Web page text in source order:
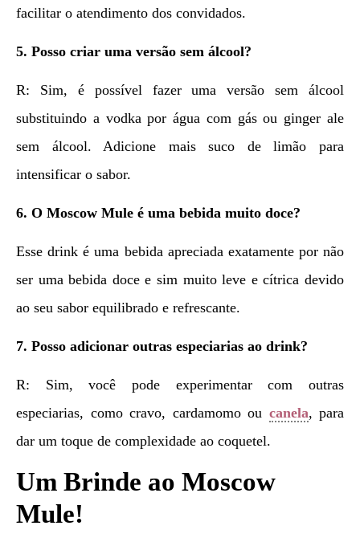
facilitar o atendimento dos convidados.
5. Posso criar uma versão sem álcool?
R: Sim, é possível fazer uma versão sem álcool
substituindo a vodka por água com gás ou ginger ale
sem álcool. Adicione mais suco de limão para
intensificar o sabor.
6. O Moscow Mule é uma bebida muito doce?
Esse drink é uma bebida apreciada exatamente por não
ser uma bebida doce e sim muito leve e cítrica devido
ao seu sabor equilibrado e refrescante.
7. Posso adicionar outras especiarias ao drink?
R: Sim, você pode experimentar com outras
especiarias, como cravo, cardamomo ou canela, para
dar um toque de complexidade ao coquetel.
Um Brinde ao Moscow
Mule!